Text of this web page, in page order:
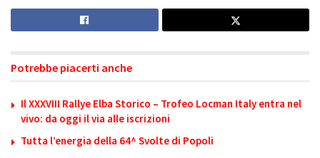
Potrebbe piacerti anche
Il XXXVIII Rallye Elba Storico – Trofeo Locman Italy entra nel
vivo: da oggi il via alle iscrizioni
Tutta l’energia della 64^ Svolte di Popoli